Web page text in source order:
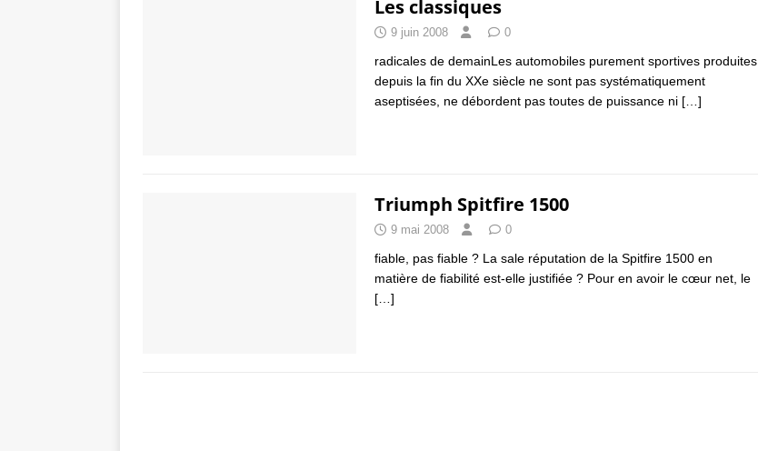
Les classiques
9 juin 2008 0
radicales de demainLes automobiles purement sportives produites
depuis la fin du XXe siècle ne sont pas systématiquement
aseptisées, ne débordent pas toutes de puissance ni […]
Triumph Spitfire 1500
9 mai 2008 0
fiable, pas fiable ? La sale réputation de la Spitfire 1500 en
matière de fiabilité est-elle justifiée ? Pour en avoir le cœur net, le
[…]